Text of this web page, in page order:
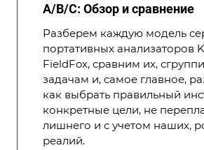
A/B/C: Обзор и сравнение
Разберем каждую модель
портативных анализаторов
FieldFox, сравним их,
задачам и, самое главное,
как выбрать правильный
конкретные цели, не
лишнего и с учетом наших,
реалий.